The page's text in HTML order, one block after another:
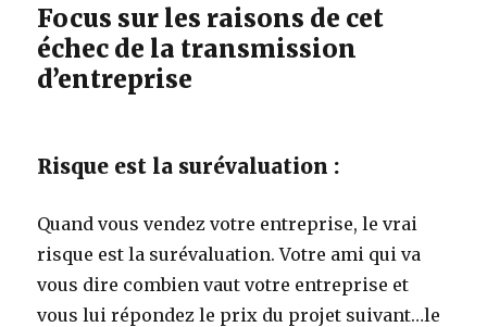
Focus sur les raisons de cet
échec de la transmission
d’entreprise
Risque est la surévaluation :
Quand vous vendez votre entreprise, le vrai
risque est la surévaluation. Votre ami qui va
vous dire combien vaut votre entreprise et
vous lui répondez le prix du projet suivant…le